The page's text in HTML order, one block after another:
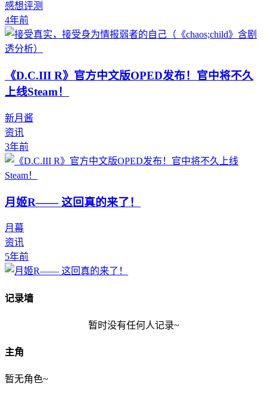
感想评测
4年前
《D.C.III R》官方中文版OPED发布！官中将不久
上线Steam！
新月酱
资讯
3年前
月姬R—— 这回真的来了！
月幕
资讯
5年前
记录墙
暂时没有任何人记录~
主角
暂无角色~